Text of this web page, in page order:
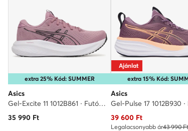
extra 25% Kód: SUMMER
Asics
Gel-Excite 11 1012B861 · Futócipő
35 990 Ft
extra 15% Kód:
Ajánlat
Asics
Aktuális ár
39 600 Ft
Legalacsonyabb ár43 990